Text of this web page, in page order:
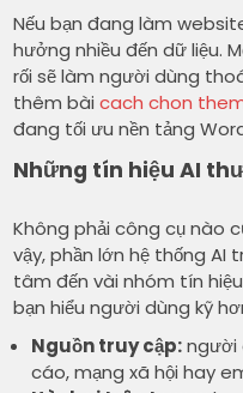
Nếu bạn đang làm
hưởng nhiều đến dữ liệu.
rối sẽ làm người dùng
thêm bàicach chon
đang tối ưu nền tảng
Những tín hiệu AI
Không phải công cụ nào
vậy, phần lớn hệ thống
tâm đến vài nhóm tín
bạn hiểu người dùng kỹ
Nguồn truy cập:người
cáo, mạng xã hội hay